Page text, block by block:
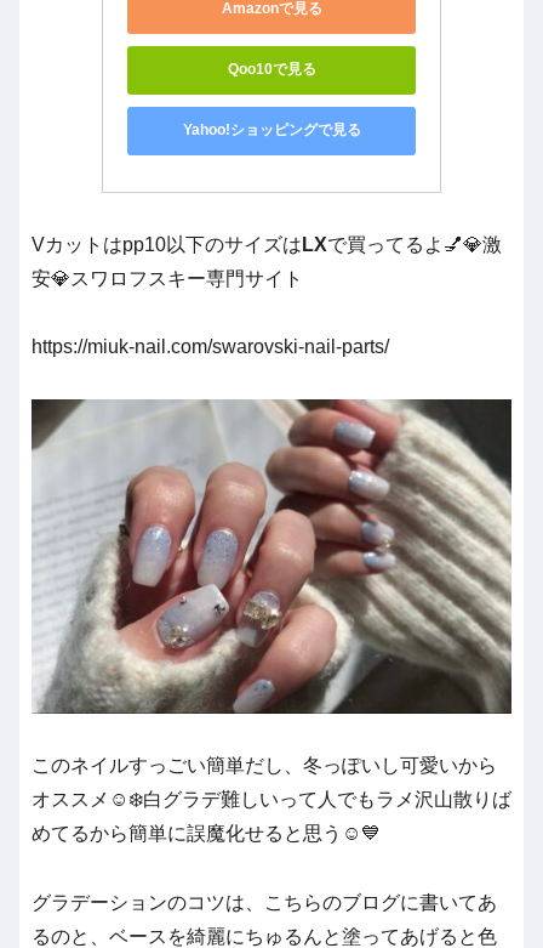
Amazonで見る
Qoo10で見る
Yahoo!ショッピングで見る
Vカットはpp10以下のサイズは LXで買ってるよ💅💎激
安💎スワロフスキー専門サイト
https://miuk-nail.com/swarovski-nail-parts/
このネイルすっごい簡単だし、冬っぽいし可愛いから
オススメ☺️❄️白グラデ難しいって人でもラメ沢山散りば
めてるから簡単に誤魔化せると思う☺️💙
グラデーションのコツは、こちらのブログに書いてあ
るのと、ベースを綺麗にちゅるんと塗ってあげると色